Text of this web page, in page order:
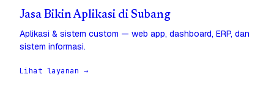
Jasa Bikin Aplikasi di Subang
Aplikasi & sistem custom — web app, dashboard, ERP, dan
sistem informasi.
Lihat layanan →